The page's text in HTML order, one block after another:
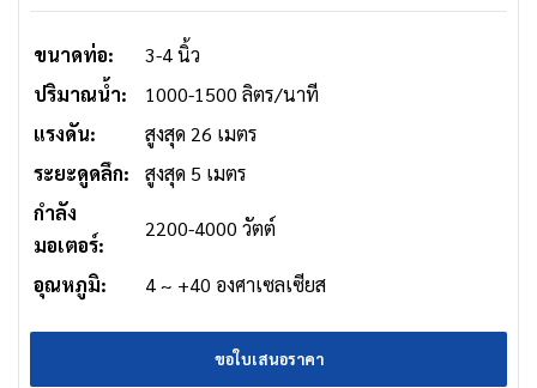
ขนาดท่อ:
3-4 นิ้ว
ปริมาณน้ำ:
1000-1500 ลิตร/นาที
แรงดัน:
สูงสุด 26 เมตร
ระยะดูดลึก:
สูงสุด 5 เมตร
กำลัง
มอเตอร์:
2200-4000 วัตต์
อุณหภูมิ: 4 ~ +40 องศาเซลเซียส
ขอใบเสนอราคา